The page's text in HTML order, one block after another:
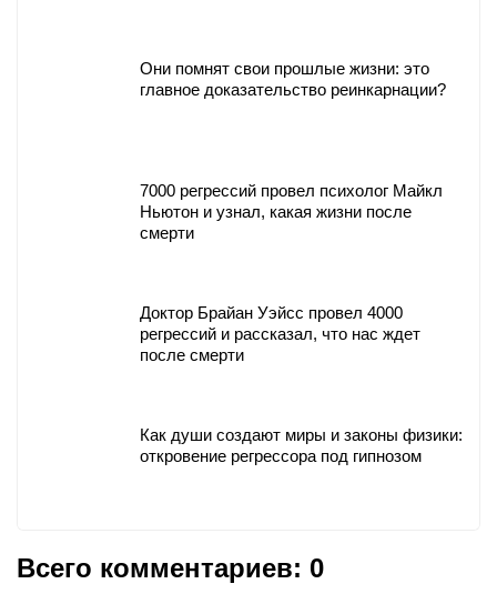
Они помнят свои прошлые жизни: это
главное доказательство реинкарнации?
7000 регрессий провел психолог Майкл
Ньютон и узнал, какая жизни после
смерти
Доктор Брайан Уэйсс провел 4000
регрессий и рассказал, что нас ждет
после смерти
Как души создают миры и законы физики:
откровение регрессора под гипнозом
Всего комментариев: 0